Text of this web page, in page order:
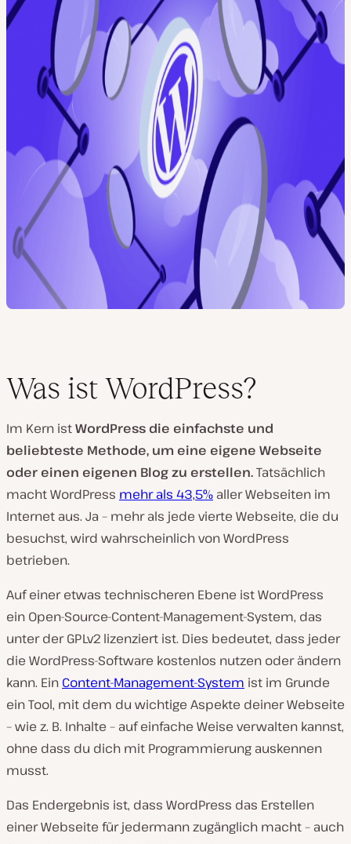
Was ist WordPress?
Im Kern istWordPress die einfachste und
beliebteste Methode, um eine eigene Webseite
oder einen eigenen Blog zu erstellen.Tatsächlich
macht WordPress mehr als 43,5% aller Webseiten im
Internet aus. Ja – mehr als jede vierte Webseite, die du
besuchst, wird wahrscheinlich von WordPress
betrieben.
Auf einer etwas technischeren Ebene ist WordPress
ein Open-Source-Content-Management-System, das
unter der GPLv2 lizenziert ist. Dies bedeutet, dass jeder
die WordPress-Software kostenlos nutzen oder ändern
kann. Ein Content-Management-System ist im Grunde
ein Tool, mit dem du wichtige Aspekte deiner Webseite
– wie z. B. Inhalte – auf einfache Weise verwalten kannst,
ohne dass du dich mit Programmierung auskennen
musst.
Das Endergebnis ist, dass WordPress das Erstellen
einer Webseite für jedermann zugänglich macht – auch